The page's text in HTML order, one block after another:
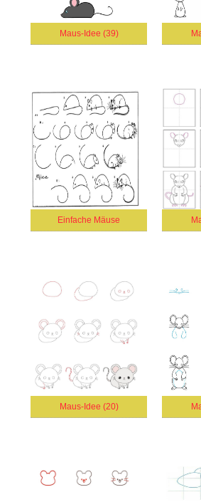
Maus-Idee (39)
Einfache Mäuse
Maus-Idee (20)